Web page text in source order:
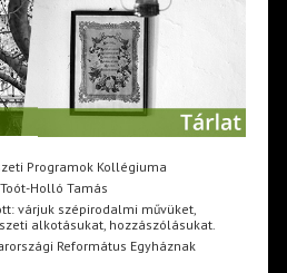
Programok Kollégiuma
Holló Tamás
várjuk szépirodalmi művüket,
alkotásukat, hozzászólásukat.
Református Egyháznak